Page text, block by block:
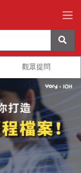
觀眾提問